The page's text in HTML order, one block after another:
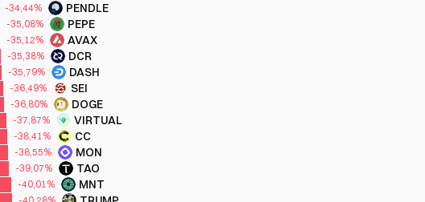
-34,44% PENDLE
-35,08% PEPE
-35,12% AVAX
-35,38% DCR
-35,79% DASH
-36,49% SEI
-36,80% DOGE
-37,87% VIRTUAL
-38,41% CC
-38,55% MON
-39,07% TAO
-40,01% MNT